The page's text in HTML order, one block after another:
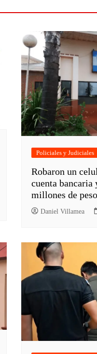
Policiales y Judiciales
Robaron un
cuenta bancaria
millones de
Daniel Villamea